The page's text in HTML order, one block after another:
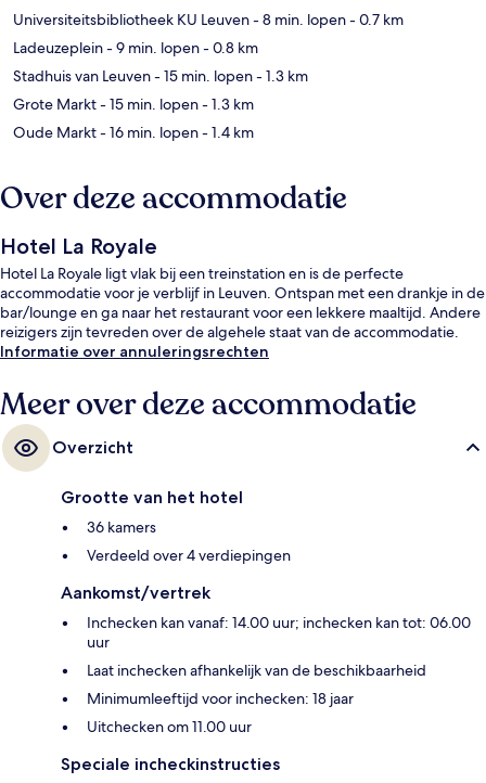
Universiteitsbibliotheek KU Leuven- 8 min. lopen- 0.7 km
Ladeuzeplein- 9 min. lopen- 0.8 km
Stadhuis van Leuven- 15 min. lopen- 1.3 km
Grote Markt- 15 min. lopen- 1.3 km
Oude Markt- 16 min. lopen- 1.4 km
Over deze accommodatie
Hotel La Royale
Hotel La Royale ligt vlak bij een treinstation en is de perfecte
accommodatie voor je verblijf in Leuven. Ontspan met een drankje in de
bar/lounge en ga naar het restaurant voor een lekkere maaltijd. Andere
reizigers zijn tevreden over de algehele staat van de accommodatie.
Informatie over annuleringsrechten
Meer over deze accommodatie
Overzicht
Grootte van het hotel
36 kamers
Verdeeld over 4 verdiepingen
Aankomst/vertrek
Inchecken kan vanaf: 14.00 uur; inchecken kan tot: 06.00
uur
Laat inchecken afhankelijk van de beschikbaarheid
Minimumleeftijd voor inchecken: 18 jaar
Uitchecken om 11.00 uur
Speciale incheckinstructies